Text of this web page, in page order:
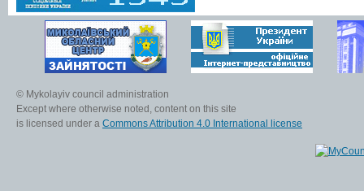
© Mykolayiv council administration
Except where otherwise noted, content on this site
is licensed under a Commons Attribution 4.0 International license